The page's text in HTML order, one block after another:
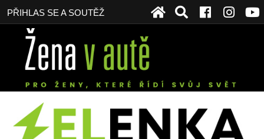
PŘIHLAS SE A SOUTĚŽ